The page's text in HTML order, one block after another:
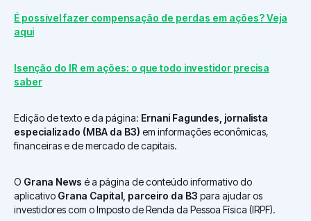
É possível fazer compensação de perdas em ações? Veja
aqui
Isenção do IR em ações: o que todo investidor precisa
saber
Edição de texto e da página: Ernani Fagundes, jornalista
especializado (MBA da B3) em informações econômicas,
financeiras e de mercado de capitais.
O Grana News é a página de conteúdo informativo do
aplicativo Grana Capital, parceiro da B3 para ajudar os
investidores com o Imposto de Renda da Pessoa Física (IRPF).